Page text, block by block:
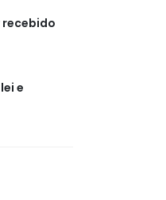
recebido
e